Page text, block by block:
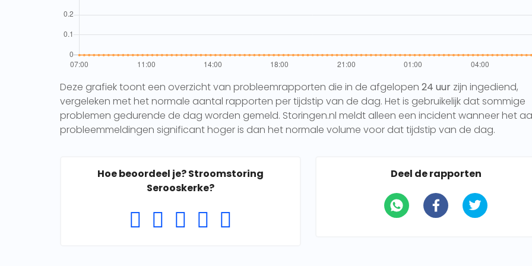
Deze grafiek toont een overzicht van probleemrapporten die in de afgelopen 24 uur zijn ingediend,
vergeleken met het normale aantal rapporten per tijdstip van de dag. Het is gebruikelijk dat sommige
problemen gedurende de dag worden gemeld. Storingen.nl meldt alleen een incident wanneer het
probleemmeldingen significant hoger is dan het normale volume voor dat tijdstip van de dag.
Hoe beoordeel je? Stroomstoring
Serooskerke?
Deel de rapporten